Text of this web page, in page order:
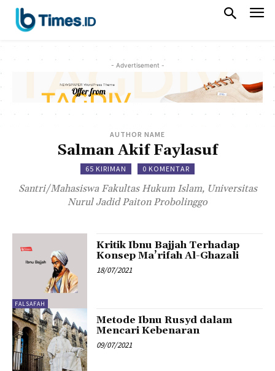
- Advertisement -
AUTHOR NAME
Salman Akif Faylasuf
65 KIRIMAN 0 KOMENTAR
Santri/Mahasiswa Fakultas Hukum Islam, Universitas
Nurul Jadid Paiton Probolinggo
FALSAFAH
Kritik Ibnu Bajjah Terhadap
Konsep Ma’rifah Al-Ghazali
18/07/2021
Metode Ibnu Rusyd dalam
Mencari Kebenaran
09/07/2021